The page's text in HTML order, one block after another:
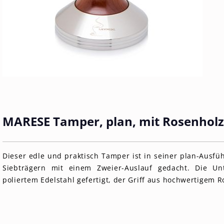
MARESE Tamper, plan, mit
Dieser edle und praktisch Tamper ist in seiner plan-
Siebträgern mit einem Zweier-Auslauf gedacht. Die
poliertem Edelstahl gefertigt, der Griff aus hochwertigem